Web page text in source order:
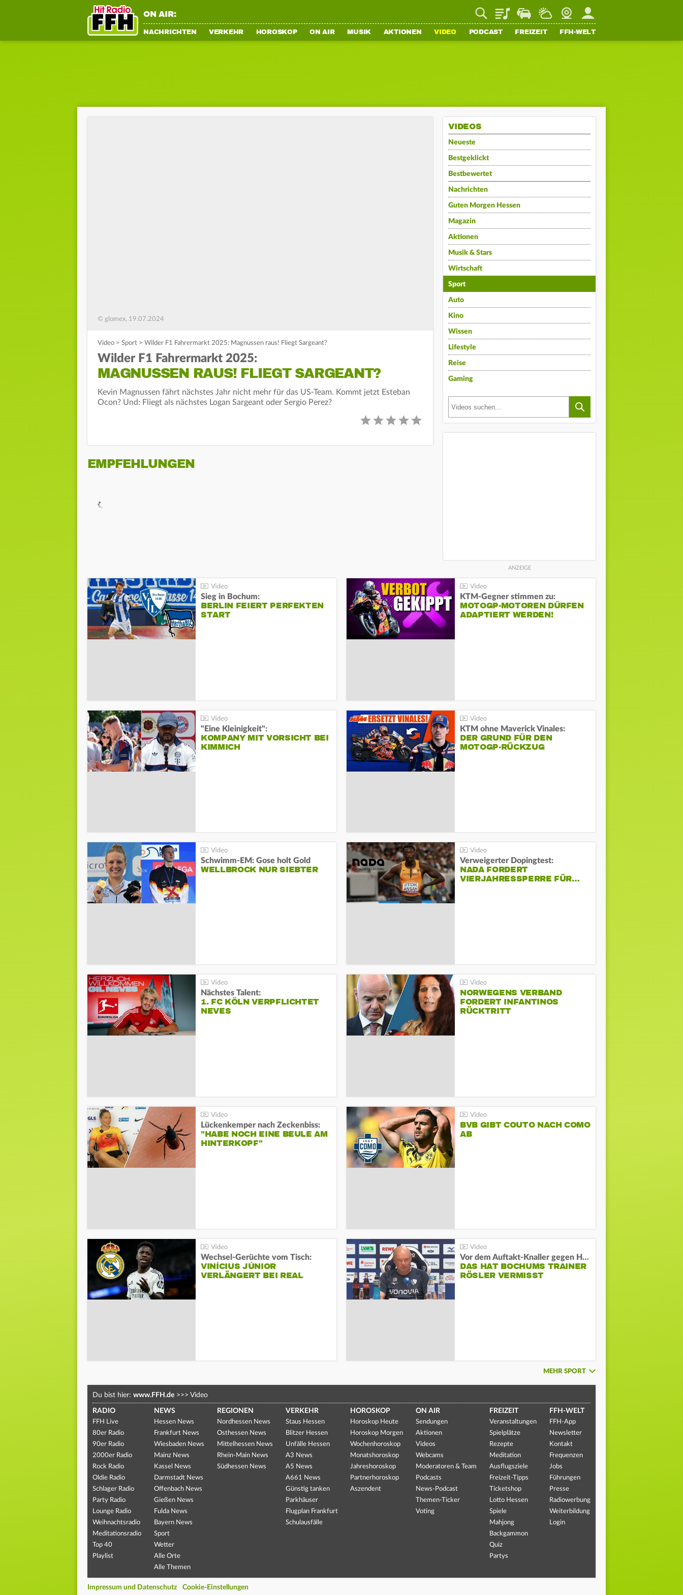
ON AIR: PlaylistStaupilotWetterWebcamMein FFH
NACHRICHTEN VERKEHR HOROSKOP ON AIR MUSIK AKTIONEN VIDEO PODCAST FREIZEIT FFH-WELT
© glomex, 19.07.2024
Video > Sport > Wilder F1 Fahrermarkt 2025: Magnussen raus! Fliegt Sargeant?
Wilder F1 Fahrermarkt 2025:
MAGNUSSEN RAUS! FLIEGT SARGEANT?
Kevin Magnussen fährt nächstes Jahr nicht mehr für das US-Team. Kommt jetzt Esteban
Ocon? Und: Fliegt als nächstes Logan Sargeant oder Sergio Perez?
EMPFEHLUNGEN
VIDEOS
Neueste
Bestgeklickt
Bestbewertet
Nachrichten
Guten Morgen Hessen
Magazin
Aktionen
Musik & Stars
Wirtschaft
Sport
Auto
Kino
Wissen
Lifestyle
Reise
Gaming
Sieg in Bochum:
BERLIN FEIERT PERFEKTEN
START
KTM-Gegner stimmen zu:
MOTOGP-MOTOREN DÜRFEN
ADAPTIERT WERDEN!
"Eine Kleinigkeit":
KOMPANY MIT VORSICHT BEI
KIMMICH
KTM ohne Maverick Vinales:
DER GRUND FÜR DEN
MOTOGP-RÜCKZUG
Schwimm-EM: Gose holt Gold
WELLBROCK NUR SIEBTER
Verweigerter Dopingtest:
NADA FORDERT
VIERJAHRESSPERRE FÜR…
Nächstes Talent:
1. FC KÖLN VERPFLICHTET
NEVES
NORWEGENS VERBAND
FORDERT INFANTINOS
RÜCKTRITT
Lückenkemper nach Zeckenbiss:
"HABE NOCH EINE BEULE AM
HINTERKOPF"
BVB GIBT COUTO NACH COMO
AB
Wechsel-Gerüchte vom Tisch:
VINÍCIUS JÚNIOR
VERLÄNGERT BEI REAL
Vor dem Auftakt-Knaller gegen Hertha:
DAS HAT BOCHUMS TRAINER
RÖSLER VERMISST
MEHR SPORT
Du bist hier: www.FFH.de >>> Video
RADIO
FFH Live
80er Radio
90er Radio
2000er Radio
Rock Radio
Oldie Radio
Schlager Radio
Party Radio
Lounge Radio
Weihnachtsradio
Meditationsradio
Top 40
Playlist
NEWS
Hessen News
Frankfurt News
Wiesbaden News
Mainz News
Kassel News
Darmstadt News
Offenbach News
Gießen News
Fulda News
Bayern News
Sport
Wetter
Alle Orte
Alle Themen
REGIONEN
Nordhessen News
Osthessen News
Mittelhessen News
Rhein-Main News
Südhessen News
VERKEHR
Staus Hessen
Blitzer Hessen
Unfälle Hessen
A3 News
A5 News
A661 News
Günstig tanken
Parkhäuser
Flugplan Frankfurt
Schulausfälle
HOROSKOP
Horoskop Heute
Horoskop Morgen
Wochenhoroskop
Monatshoroskop
Jahreshoroskop
Partnerhoroskop
Aszendent
ON AIR
Sendungen
Aktionen
Videos
Webcams
Moderatoren & Team
Podcasts
News-Podcast
Themen-Ticker
Voting
FREIZEIT
Veranstaltungen
Spielplätze
Rezepte
Meditation
Ausflugsziele
Freizeit-Tipps
Ticketshop
Lotto Hessen
Spiele
Mahjong
Backgammon
Quiz
Partys
FFH-WELT
FFH-App
Newsletter
Kontakt
Frequenzen
Jobs
Führungen
Presse
Radiowerbung
Weiterbildung
Login
Impressum und Datenschutz Cookie-Einstellungen